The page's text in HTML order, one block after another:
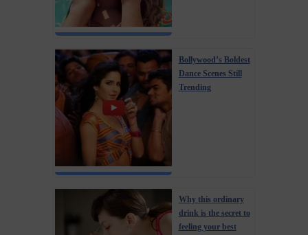
Bollywood’s Boldest
Dance Scenes Still
Trending
Why this ordinary
drink is the secret to
feeling your best